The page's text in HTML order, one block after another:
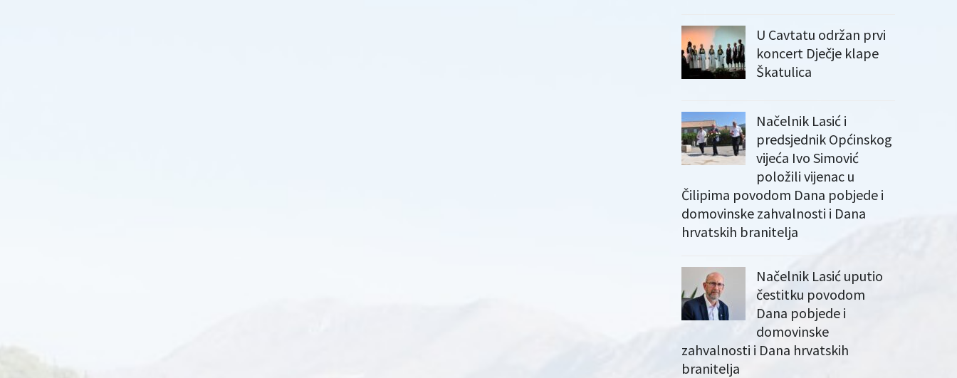
U Cavtatu održan prvi
koncert Dječje klape
Škatulica
Načelnik Lasić i
predsjednik Općinskog
vijeća Ivo Simović
položili vijenac u
Čilipima povodom Dana pobjede i
domovinske zahvalnosti i Dana
hrvatskih branitelja
Načelnik Lasić uputio
čestitku povodom
Dana pobjede i
domovinske
zahvalnosti i Dana hrvatskih
branitelja